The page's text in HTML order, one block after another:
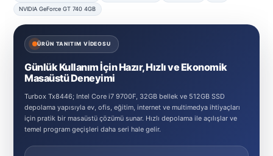
NVIDIA GeForce GT 740 4GB
ÜRÜN TANITIM VİDEOSU
Günlük Kullanım İçin Hazır, Hızlı ve Ekonomik
Masaüstü Deneyimi
Turbox Tx8446; Intel Core i7 9700F, 32GB bellek ve 512GB SSD
depolama yapısıyla ev, ofis, eğitim, internet ve multimedya ihtiyaçları
için pratik bir masaüstü çözümü sunar. Hızlı depolama ile açılışlar ve
temel program geçişleri daha seri hale gelir.